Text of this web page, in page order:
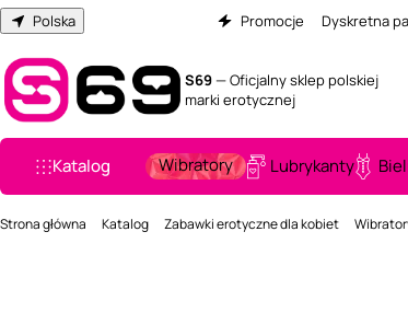
Polska Promocje Dyskretna
S69— Oficjalny sklep polskiej
marki erotycznej
Katalog Wibratory Lubrykanty
Strona główna Katalog Zabawki erotyczne dla kobiet